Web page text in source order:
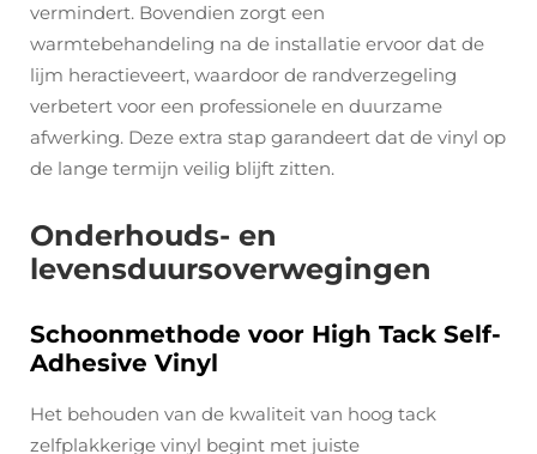
vermindert. Bovendien zorgt een
warmtebehandeling na de installatie ervoor dat de
lijm heractieveert, waardoor de randverzegeling
verbetert voor een professionele en duurzame
afwerking. Deze extra stap garandeert dat de vinyl op
de lange termijn veilig blijft zitten.
Onderhouds- en
levensduursoverwegingen
Schoonmethode voor High Tack Self-
Adhesive Vinyl
Het behouden van de kwaliteit van hoog tack
zelfplakkerige vinyl begint met juiste